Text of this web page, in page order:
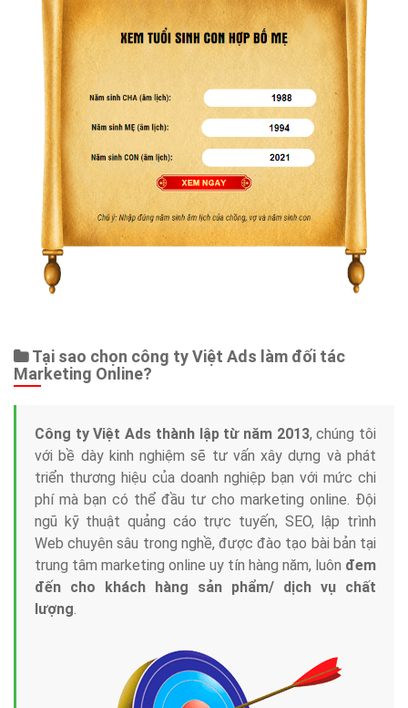
Tại sao chọn công ty Việt Ads làm đối tác
Marketing Online?
Công ty Việt Ads thành lập từ năm 2013, chúng tôi
với bề dày kinh nghiệm sẽ tư vấn xây dựng và phát
triển thương hiệu của doanh nghiệp bạn với mức chi
phí mà bạn có thể đầu tư cho marketing online. Đội
ngũ kỹ thuật quảng cáo trực tuyến, SEO, lập trình
Web chuyên sâu trong nghề, được đào tạo bài bản tại
trung tâm marketing online uy tín hàng năm, luôn đem
đến cho khách hàng sản phẩm/ dịch vụ chất
lượng.